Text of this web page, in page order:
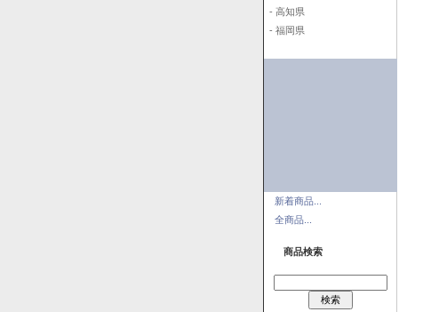
- 高知県
- 福岡県
新着商品...
全商品...
商品検索